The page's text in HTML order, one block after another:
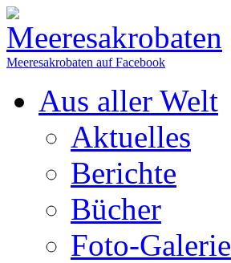
Meeresakrobaten auf Facebook
Aus aller Welt
Aktuelles
Berichte
Bücher
Foto-Galerie